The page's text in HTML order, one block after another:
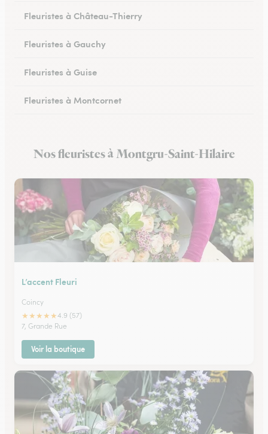
Fleuristes à Château-Thierry
Fleuristes à Gauchy
Fleuristes à Guise
Fleuristes à Montcornet
Fleuristes à Chauny
Nos fleuristes à Montgru-Saint-Hilaire
L’accent Fleuri
Coincy
★★★★★4.9 (57)
7, Grande Rue
Voir la boutique